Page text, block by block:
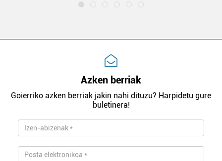
Azken berriak
Goierriko azken berriak jakin nahi dituzu? Harpidetu gure
buletinera!